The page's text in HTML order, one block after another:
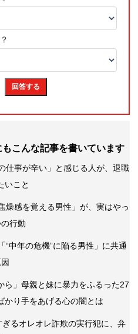
こんな記事を書いています
仕事が辛い」と感じる人が、退職
いこと
燥感を覚える男性」が、実はやっ
行動
“中年の危機”に陥る男性」に共通
ら」母親と妹に暴力をふるった27
かり手をあげる心の闇とは
ぎるオレオレ詐欺の実行犯に、弁